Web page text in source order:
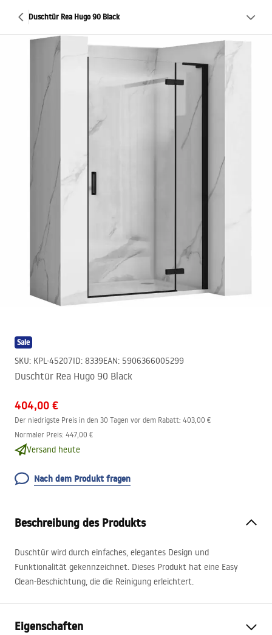
Duschtür Rea Hugo 90 Black
Sale
SKU: KPL-45207ID: 8339EAN: 5906366005299
Duschtür Rea Hugo 90 Black
404,00 €
Der niedrigste Preis in den 30 Tagen vor dem Rabatt: 403,00 €
Normaler Preis: 447,00 €
Versand heute
Nach dem Produkt fragen
Beschreibung des Produkts
Duschtür wird durch einfaches, elegantes Design und
Funktionalität gekennzeichnet. Dieses Produkt hat eine Easy
Clean-Beschichtung, die die Reinigung erleichtert.
Eigenschaften